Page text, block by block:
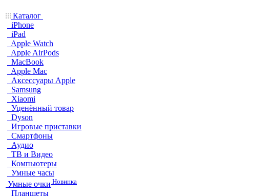
Каталог
iPhone
iPad
Apple Watch
Apple AirPods
MacBook
Apple Mac
Аксессуары Apple
Samsung
Xiaomi
Уценённый товар
Dyson
Игровые приставки
Смартфоны
Аудио
ТВ и Видео
Компьютеры
Умные часы
Умные очки Новинка
Планшеты